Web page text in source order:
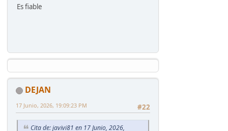
Es fiable
DEJAN
#22
17 Junio, 2026, 19:09:23 PM
Cita de: javivi81 en 17 Junio, 2026,